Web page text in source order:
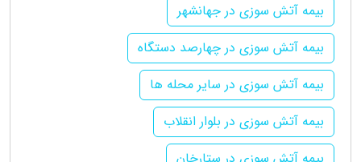
بیمه آتش سوزی در جهانشهر
بیمه آتش سوزی در چهارصد دستگاه
بیمه آتش سوزی در سایر محله ها
بیمه آتش سوزی در بلوار انقلاب